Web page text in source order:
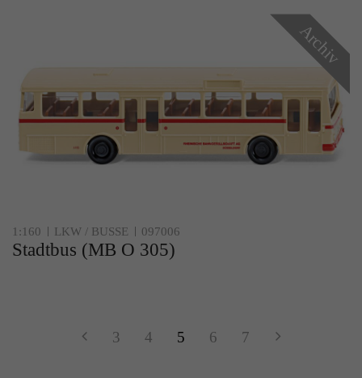
Archiv
1:160 LKW / BUSSE 097006
Stadtbus (MB O 305)
3 4 5 6 7